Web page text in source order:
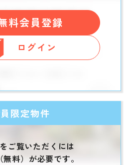
料会員登録
ログイン
限定物件
ご覧いただくには
料）が必要です。